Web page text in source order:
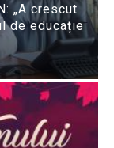
„A crescut
de educație